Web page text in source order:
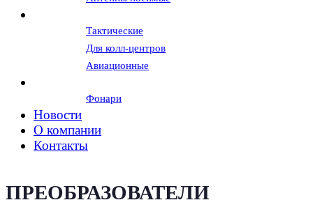
Тактические
Для колл-центров
Авиационные
Фонари
Новости
О компании
Контакты
ПРЕОБРАЗОВАТЕЛИ